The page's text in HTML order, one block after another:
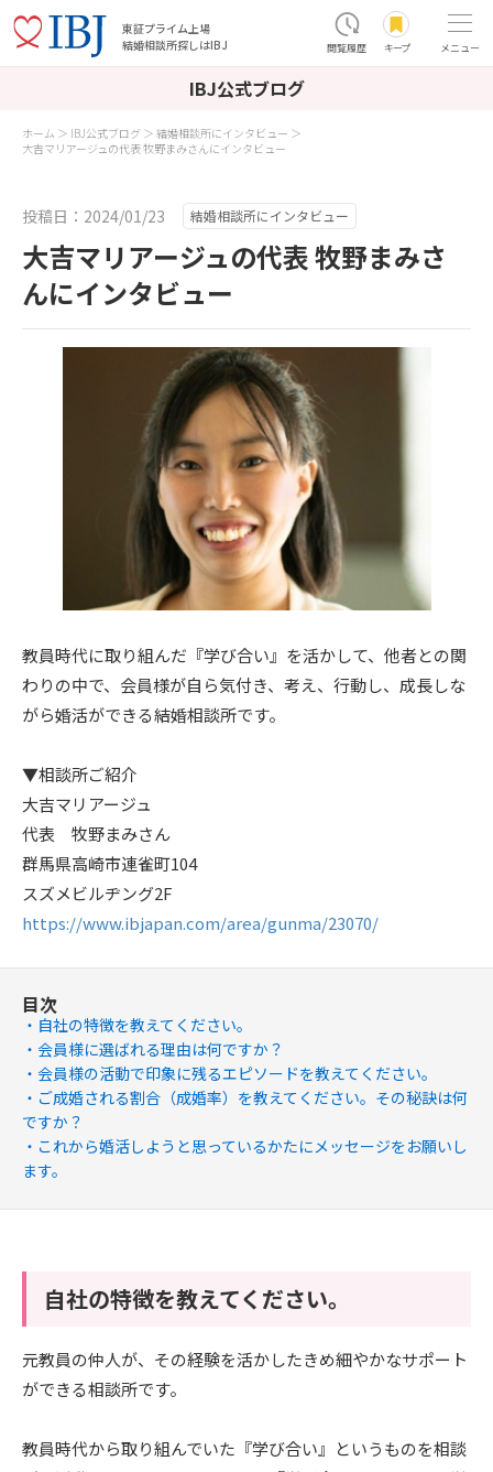
東証プライム上場
結婚相談所探しはIBJ
閲覧履歴 キープ メニュー
IBJ公式ブログ
ホーム IBJ公式ブログ
結婚相談所にインタビュー
大吉マリアージュの代表 牧野まみさんにインタビュー
投稿日：2024/01/23 結婚相談所にインタビュー
大吉マリアージュの代表 牧野まみさ
んにインタビュー
教員時代に取り組んだ『学び合い』を活かして、他者との関
わりの中で、会員様が自ら気付き、考え、行動し、成長しな
がら婚活ができる結婚相談所です。
▼相談所ご紹介
大吉マリアージュ
代表 牧野まみさん
群馬県高崎市連雀町104
スズメビルヂング2F
https://www.ibjapan.com/area/gunma/23070/
目次
自社の特徴を教えてください。
会員様に選ばれる理由は何ですか？
会員様の活動で印象に残るエピソードを教えてください。
ご成婚される割合（成婚率）を教えてください。その秘訣は何
ですか？​
これから婚活しようと思っているかたにメッセージをお願いし
ます。
自社の特徴を教えてください。
元教員の仲人が、その経験を活かしたきめ細やかなサポート
ができる相談所です。
教員時代から取り組んでいた『学び合い』というものを相談